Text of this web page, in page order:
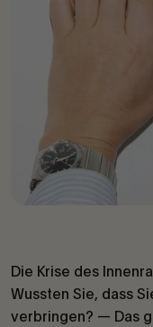
Die Krise des
Wussten Sie, dass
verbringen? — Das